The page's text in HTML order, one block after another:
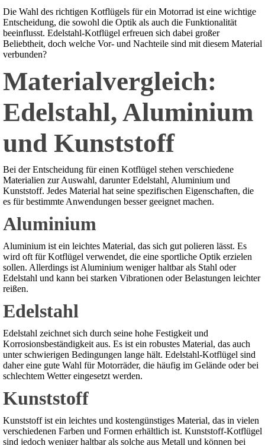
Die Wahl des richtigen Kotflügels für ein Motorrad ist eine wichtige
Entscheidung, die sowohl die Optik als auch die Funktionalität
beeinflusst. Edelstahl-Kotflügel erfreuen sich dabei großer
Beliebtheit, doch welche Vor- und Nachteile sind mit diesem Material
verbunden?
Materialvergleich:
Edelstahl, Aluminium
und Kunststoff
Bei der Entscheidung für einen Kotflügel stehen verschiedene
Materialien zur Auswahl, darunter Edelstahl, Aluminium und
Kunststoff. Jedes Material hat seine spezifischen Eigenschaften, die
es für bestimmte Anwendungen besser geeignet machen.
Aluminium
Aluminium ist ein leichtes Material, das sich gut polieren lässt. Es
wird oft für Kotflügel verwendet, die eine sportliche Optik erzielen
sollen. Allerdings ist Aluminium weniger haltbar als Stahl oder
Edelstahl und kann bei starken Vibrationen oder Belastungen leichter
reißen.
Edelstahl
Edelstahl zeichnet sich durch seine hohe Festigkeit und
Korrosionsbeständigkeit aus. Es ist ein robustes Material, das auch
unter schwierigen Bedingungen lange hält. Edelstahl-Kotflügel sind
daher eine gute Wahl für Motorräder, die häufig im Gelände oder bei
schlechtem Wetter eingesetzt werden.
Kunststoff
Kunststoff ist ein leichtes und kostengünstiges Material, das in vielen
verschiedenen Farben und Formen erhältlich ist. Kunststoff-Kotflügel
sind jedoch weniger haltbar als solche aus Metall und können bei